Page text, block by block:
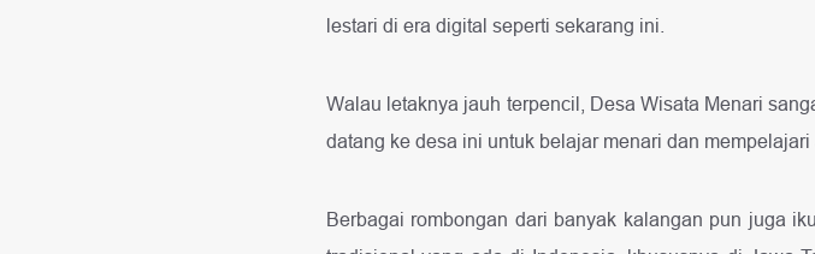
lestari di era digital seperti sekarang ini.
Walau letaknya jauh terpencil, Desa Wisata Menari
datang ke desa ini untuk belajar menari dan
Berbagai rombongan dari banyak kalangan pun juga